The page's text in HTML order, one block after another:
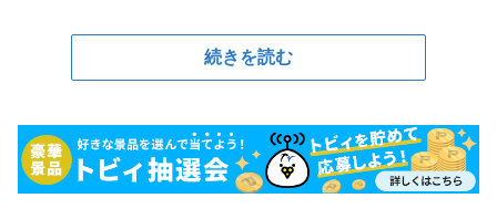
続きを読む